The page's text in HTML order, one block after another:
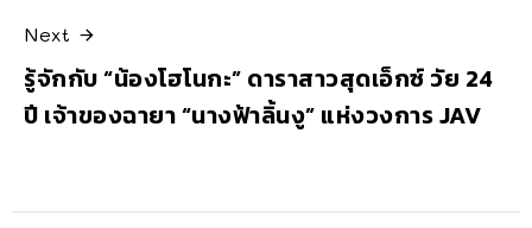
Next
รู้จักกับ “น้องโฮโนกะ” ดาราสาวสุดเอ็กซ์ วัย 24
ปี เจ้าของฉายา “นางฟ้าลิ้นงู” แห่งวงการ JAV